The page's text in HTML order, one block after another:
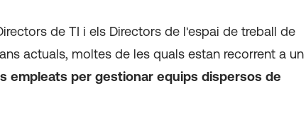
de TI i els Directors de l'espai de treball de
actuals, moltes de les quals estan recorrent a un
empleats per gestionar equips dispersos de